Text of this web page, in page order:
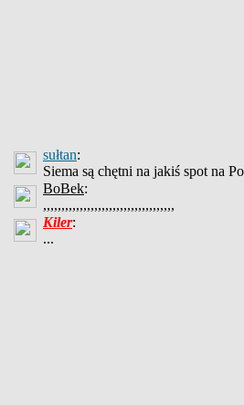
sułtan:
Siema są chętni na jakiś spot na
BoBek:
,,,,,,,,,,,,,,,,,,,,,,,,,,,,,,,,,,,,
Kiler:
...